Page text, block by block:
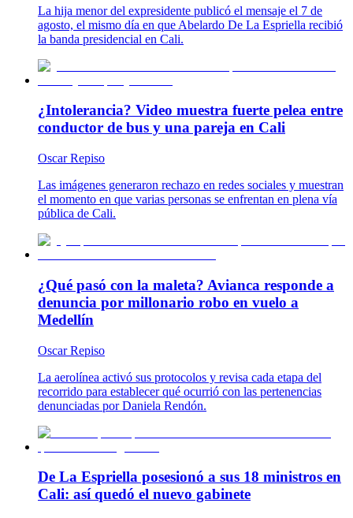
La hija menor del expresidente publicó el mensaje el 7 de
agosto, el mismo día en que Abelardo De La Espriella recibió
la banda presidencial en Cali.
¿Intolerancia? Video muestra fuerte pelea entre
conductor de bus y una pareja en Cali
Oscar Repiso
Las imágenes generaron rechazo en redes sociales y muestran
el momento en que varias personas se enfrentan en plena vía
pública de Cali.
¿Qué pasó con la maleta? Avianca responde a
denuncia por millonario robo en vuelo a
Medellín
Oscar Repiso
La aerolínea activó sus protocolos y revisa cada etapa del
recorrido para establecer qué ocurrió con las pertenencias
denunciadas por Daniela Rendón.
De La Espriella posesionó a sus 18 ministros en
Cali: así quedó el nuevo gabinete